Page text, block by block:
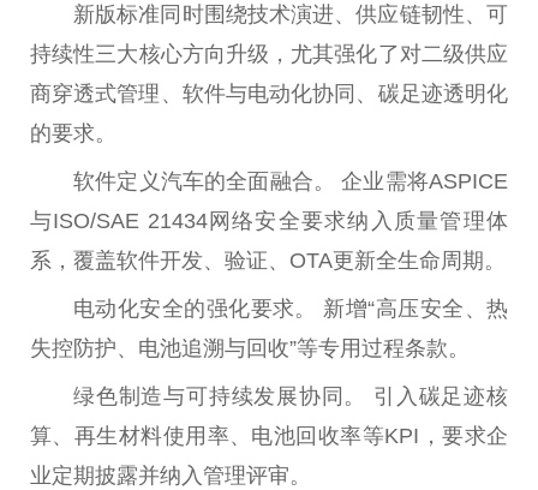
新版标准同时围绕技术演进、供应链韧性、可
持续性三大核心方向升级，尤其强化了对二级供应
商穿透式管理、软件与电动化协同、碳足迹透明化
的要求。
软件定义汽车的全面融合。 企业需将ASPICE
与ISO/SAE 21434网络安全要求纳入质量管理体
系，覆盖软件开发、验证、OTA更新全生命周期。
电动化安全的强化要求。 新增“高压安全、热
失控防护、电池追溯与回收”等专用过程条款。
绿色制造与可持续发展协同。 引入碳足迹核
算、再生材料使用率、电池回收率等KPI，要求企
业定期披露并纳入管理评审。